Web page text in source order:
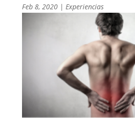
Feb 8, 2020| Experiencias